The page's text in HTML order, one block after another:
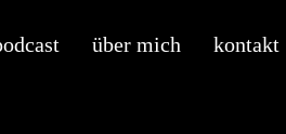
über mich kontakt